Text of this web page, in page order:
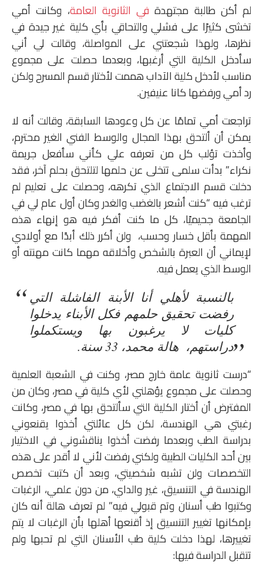
لم أكن طالبة مجتهدة في الثانوية العامة، وكانت أمي
تخشى كثيرًا على فشلي والتحاقي بأي كلية غير جيدة في
نظرها، ولهذا شجعتني على المواصلة، وقالت لي أني
سأدخل الكلية التي أرغبها، وبعدما حصلت على مجموع
مناسب لأدخل كلية الآداب هممت لأختار قسم المسرح ولكن
رد أمي ورفضها كانا عنيفين.
تراجعت أمي تمامًا عن كل وعودها السابقة، وقالت أنه لا
يمكن أن ألتحق بهذا المجال والوسط الفني الغير محترم،
وأخذت تؤلب كل من تعرفه علي كأني سأفعل جريمة
نكراء” بدأت سلمى تتخلى عن حلمها لتلتحق بحلم آخر، فقد
دخلت قسم الاجتماع الذي تكرهه، وحصلت على تعليم لم
ترغب فيه “كنت أشعر بالغضب والغدر وكان أول عام لي في
الجامعة جحيميًا، كل ما كنت أفكر فيه هو إنهاء هذه
المهمة بأقل خسار وحسب، ولن أكرر ذلك أبدًا مع أولادي
لإيماني أن العبرة بالشخص وأخلاقه مهما كانت مهنته أو
الوسط الذي يعمل فيه.
بالنسبة لأهلي أنا الأبنة الفاشلة التي
رفضت تحقيق حلمهم فكل الأبناء يدخلوا
كليات لا يرغبون بها ويستكملوا
دراستهم، هالة محمد، 33 سنة.
“درست ثانوية عامة خارج مصر، وكنت في الشعبة العلمية
وحصلت على مجموع يؤهلني لأي كلية في مصر، وكان من
المفترض أن أختار الكلية التي سألتحق بها في مصر، وكانت
رغبتي هي الهندسة، لكن كل عائلتي أخذوا يقنعوني
بدراسة الطب وبعدما رفضت أخذوا يناقشوني في الاختيار
بين أحد الكليات الطبية ولكني رفضت لأني لا أقدر على هذه
التخصصات ولن تشبه شخصيتي، وبعد أن كتبت تخصص
الهندسة في التنسيق، غير والداي، من دون علمي، الرغبات
وكتبوا طب أسنان وتم قبولي فيه” لم تعرف هالة أنه كان
بإمكانها تغيير التنسيق إذ أقنعها أهلها بأن الرغبات لا يتم
تغييرها، لهذا دخلت كلية طب الأسنان التي لم تحبها ولم
تتقبل الدراسة فيها: